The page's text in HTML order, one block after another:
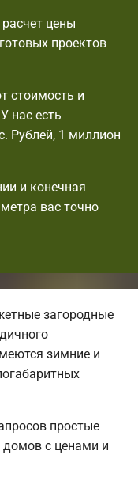
цены
проектов
стоимость и
нас есть
Рублей, 1 миллион
и конечная
вас точно
загородные
зимние и
простые
с ценами и